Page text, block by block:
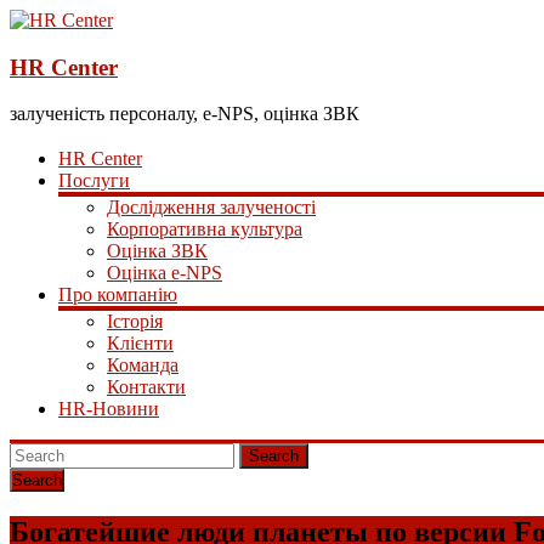
HR Center
залученість персоналу, e-NPS, оцінка ЗВК
HR Center
Послуги
Дослідження залученості
Корпоративна культура
Оцінка ЗВК
Оцінка e-NPS
Про компанію
Історія
Клієнти
Команда
Контакти
HR-Новини
Search
Богатейшие люди планеты по версии